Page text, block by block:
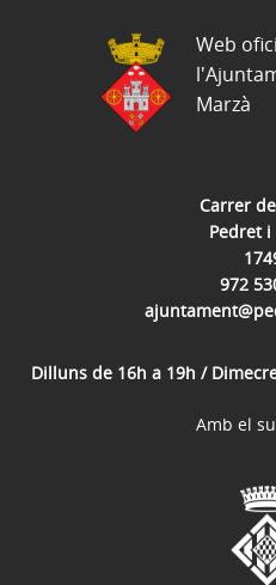
Carrer
Pedret
972
Dilluns de 16h a 19h /
Web
Marzà
Amb el